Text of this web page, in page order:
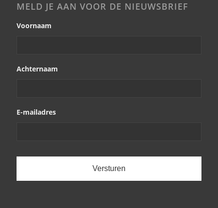
MELD JE AAN VOOR DE NIEUWSBRIEF
Voornaam
Achternaam
E-mailadres